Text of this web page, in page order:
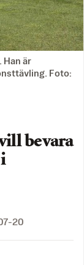
Han är
Foto:
bevara
20